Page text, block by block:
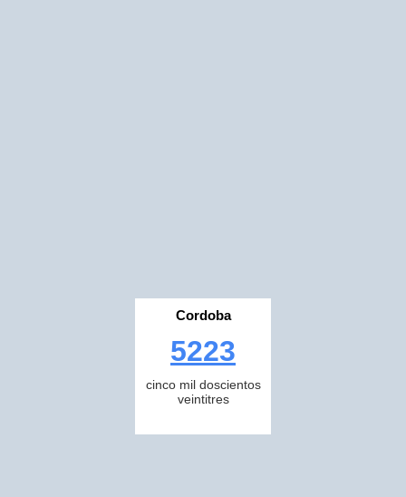
Cordoba
5223
cinco mil doscientos
veintitres